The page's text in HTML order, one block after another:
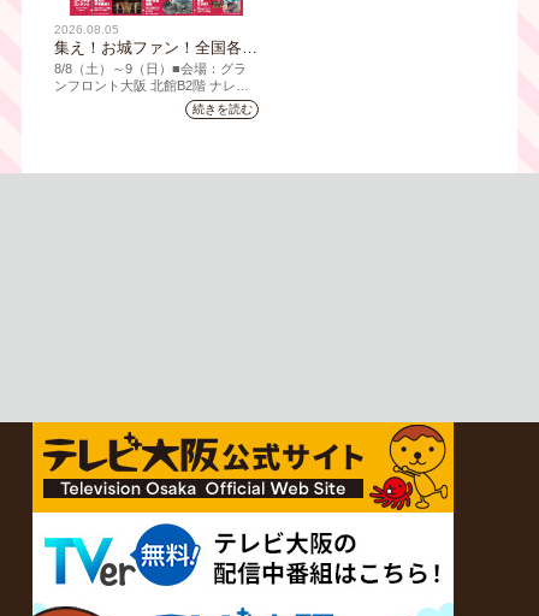
2026.08.05
集え！お城ファン！全国各地
のお城PRブースが群雄割
拠！『大阪・お城フェス
2026』、いよいよ8/8（土）
8/8（⼟）～9（日）■会場：グラ
ンフロント⼤阪 北館B2階 ナレッ
ジキャピタル コングレコンベンシ
ョンセンター ⼤⼈ 前売1,400円
続きを読む